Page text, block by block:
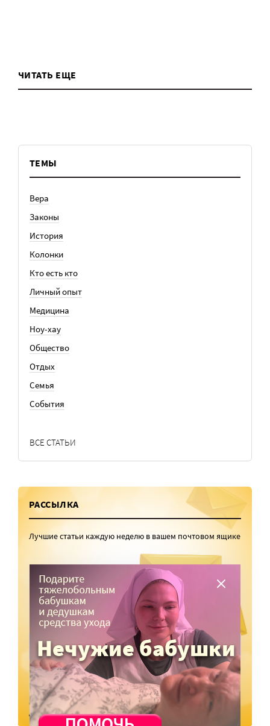
ЧИТАТЬ ЕЩЕ
ТЕМЫ
Вера
Законы
История
Колонки
Кто есть кто
Личный опыт
Медицина
Ноу-хау
Общество
Отдых
Семья
События
ВСЕ СТАТЬИ
РАССЫЛКА
Лучшие статьи каждую неделю в вашем почтовом ящике
ПОДПИСАТЬСЯ
Отправляя форму, я даюсогласиена обработку персональных
данных